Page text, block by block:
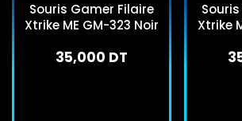
Souris Gamer Filaire
Xtrike ME GM-323 Noir
35,000 DT
Xtrike